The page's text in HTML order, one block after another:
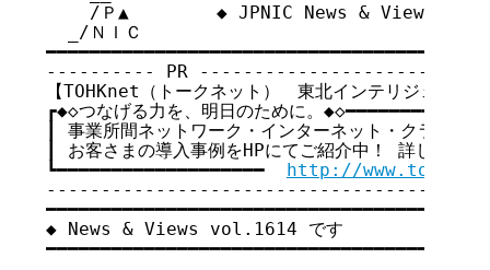
/Ｐ▲        ◆ JPNIC News & Views
  _/ＮＩＣ
━━━━━━━━━━━━━━━━━━━━━━━━━━━━━━━━━━━
---------- PR
【TOHKnet（トークネット）　東北インテリジェント
┏◆◇つなげる力を、明日のために。
┃ 事業所間ネットワーク・インターネット・クラウド
┃ お客さまの導入事例をHPにてご紹介中！ 詳し
┗━━━━━━━━━━━━━━━━━━━ http://
━━━━━━━━━━━━━━━━━━━━━━━━━━━━━━━━━━━
◆ News & Views vol.1614 です
━━━━━━━━━━━━━━━━━━━━━━━━━━━━━━━━━━━